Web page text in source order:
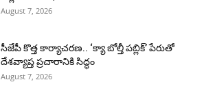
August 7, 2026
సీజేపీ కొత్త కార్యాచరణ.. ‘క్యా బోల్తీ పబ్లిక్’ పేరుతో
దేశవ్యాప్త ప్రచారానికి సిద్ధం
August 7, 2026